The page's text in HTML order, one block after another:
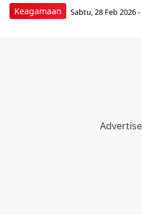
Keagamaan Sabtu, 28 Feb 2026 -